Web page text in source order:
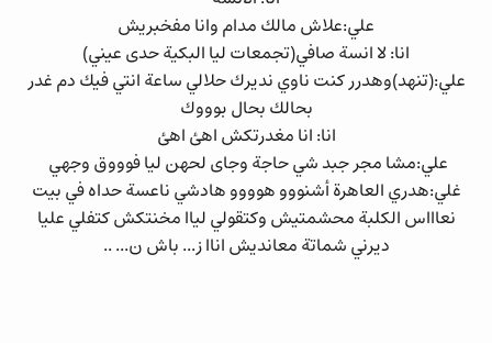
علي:علاش مالك مدام وانا مفخبريش
انا: لا انسة صافي(تجمعات ليا البكية حدى عيني)
علي:(تنهد)وهدرر كنت ناوي نديرك حلالي ساعة انتي فيك دم غدر
بحالك بحال بوووك
انا: انا مغدرتكش اهئ اهئ
علي:مشا مجر جبد شي حاجة وجاى لحهن ليا فوووق وجهي
غلي:هدري العاهرة أشنووو هوووو هادشي ناعسة حداه في بيت
نعاااس الكلبة محشمتيش وكتقولي لياا مخنتكش كتفلي عليا
ديرني شماتة معانديش اناا ز... باش ن... ..